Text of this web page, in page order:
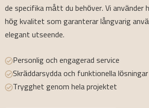
de specifika mått du behöver. Vi använder
hög kvalitet som garanterar långvarig
elegant utseende.
Personlig och engagerad service
Skräddarsydda och funktionella lösningar
Trygghet genom hela projektet